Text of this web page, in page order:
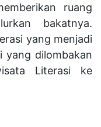
ruang
bakatnya.
yang menjadi
yang dilombakan
Literasi ke